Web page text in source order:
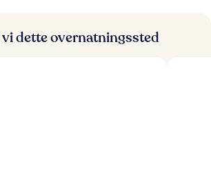
dette overnatningssted